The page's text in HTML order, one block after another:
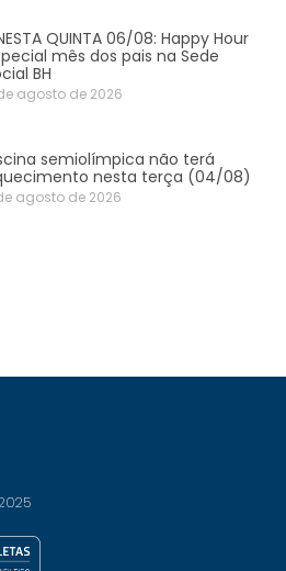
QUINTA 06/08: Happy Hour
mês dos pais na Sede
BH
agosto de 2026
semiolímpica não terá
nesta terça (04/08)
agosto de 2026